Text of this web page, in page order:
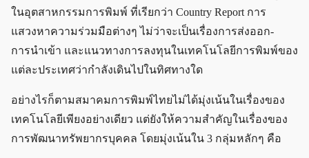
ในอุตสาหกรรมการพิมพ์ ที่เรียกว่า Country Report การ
แสวงหาความร่วมมือต่างๆ ไม่ว่าจะเป็นเรื่องการส่งออก-
การนำเข้า และแนวทางการลงทุนในเทคโนโลยีการพิมพ์ของ
แต่ละประเทศว่ากำลังเดินไปในทิศทางใด
อย่างไรก็ตามสมาคมการพิมพ์ไทยไม่ได้มุ่งเน้นในเรื่องของ
เทคโนโลยีเพียงอย่างเดียว แต่ยังให้ความสำคัญในเรื่องของ
การพัฒนาทรัพยากรบุคคล โดยมุ่งเน้นใน 3 กลุ่มหลักๆ คือ